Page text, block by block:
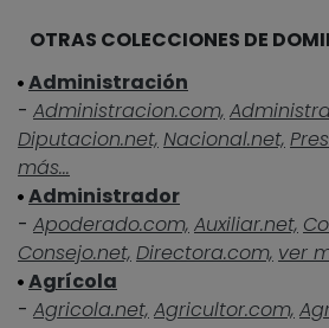
OTRAS COLECCIONES DE
Administración
- Administracion.com,
Diputacion.net, Nacional.net,
más...
Administrador
- Apoderado.com, Auxiliar.net,
Consejo.net, Directora.com, ver
Agrícola
- Agricola.net, Agricultor.com,